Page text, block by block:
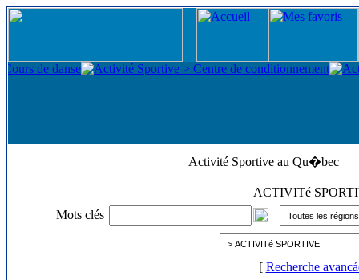
Activité Sportive au Qu�bec
ACTIVITé
Mots clés
[ Recherche